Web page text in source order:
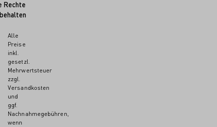
Rechte
Alle
Preise
inkl.
gesetzl.
Mehrwertsteuer
zzgl.
Versandkosten
und
ggf.
Nachnahmegebühren,
wenn